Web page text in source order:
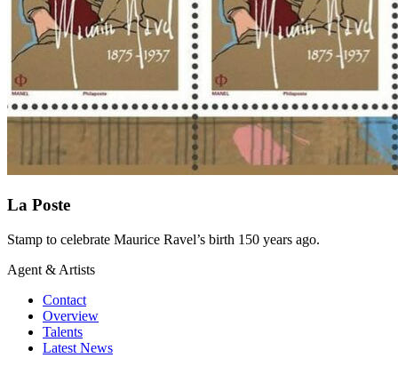
La Poste
Stamp to celebrate Maurice Ravel’s birth 150 years ago.
Agent & Artists
Contact
Overview
Talents
Latest News